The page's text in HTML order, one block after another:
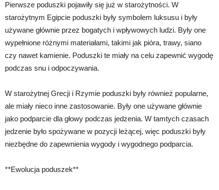
Pierwsze poduszki pojawiły się już w starożytności. W
starożytnym Egipcie poduszki były symbolem luksusu i były
używane głównie przez bogatych i wpływowych ludzi. Były one
wypełnione różnymi materiałami, takimi jak pióra, trawy, siano
czy nawet kamienie. Poduszki te miały na celu zapewnić wygodę
podczas snu i odpoczywania.
W starożytnej Grecji i Rzymie poduszki były również popularne,
ale miały nieco inne zastosowanie. Były one używane głównie
jako podparcie dla głowy podczas jedzenia. W tamtych czasach
jedzenie było spożywane w pozycji leżącej, więc poduszki były
niezbędne do zapewnienia wygody i wygodnego podparcia.
**Ewolucja poduszek**